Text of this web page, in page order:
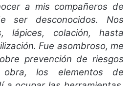
a mis compañeros de
ser desconocidos. Nos
lápices, colación, hasta
Fue asombroso, me
prevención de riesgos
los elementos de